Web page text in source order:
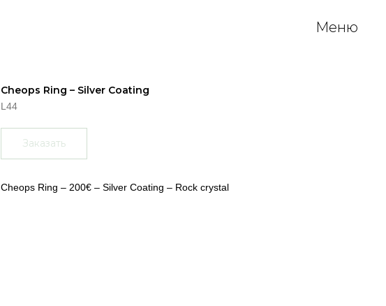
Меню
Cheops Ring – Silver Coating
L44
Заказать
Cheops Ring – 200€ – Silver Coating – Rock crystal